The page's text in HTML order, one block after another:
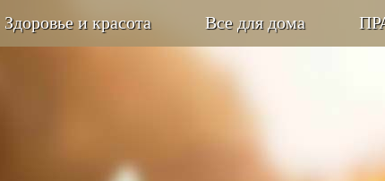
Здоровье и красота Все для дома